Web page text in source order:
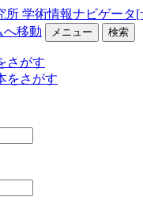
所 学術情報ナビゲータ
へ移動 メニュー 検索
さがす
をさがす